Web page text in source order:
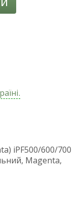
iPF500/600/700
Magenta,